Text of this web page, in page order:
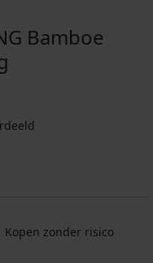
Bamboe
Kopen zonder risico